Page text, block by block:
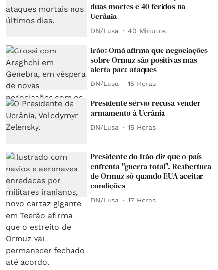
duas mortes e 40 feridos na
Ucrânia
DN/Lusa 40 Minutos
Irão: Omã afirma que negociações
sobre Ormuz são positivas mas
alerta para ataques
DN/Lusa 15 Horas
Presidente sérvio recusa vender
armamento à Ucrânia
DN/Lusa 15 Horas
Presidente do Irão diz que o país
enfrenta "guerra total". Reabertura
de Ormuz só quando EUA aceitar
condições
DN/Lusa 17 Horas